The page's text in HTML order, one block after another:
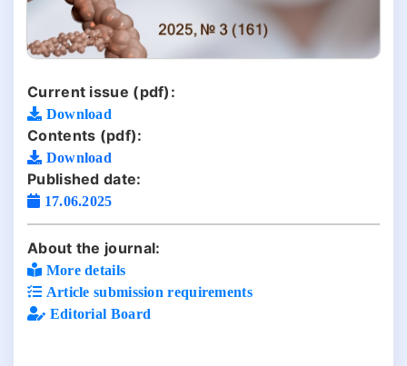
Current issue (pdf):
Download
Contents (pdf):
Download
Published date:
17.06.2025
About the journal:
More details
Article submission requirements
Editorial Board